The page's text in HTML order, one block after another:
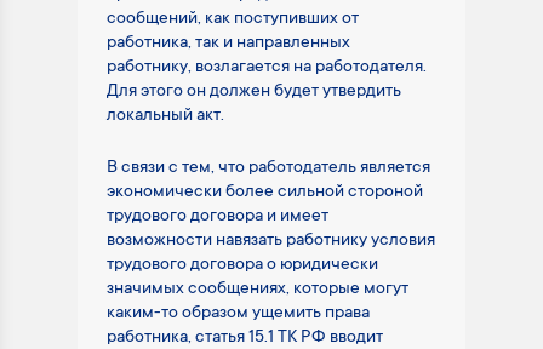
сообщений, как поступивших от
работника, так и направленных
работнику, возлагается на работодателя.
Для этого он должен будет утвердить
локальный акт.
В связи с тем, что работодатель является
экономически более сильной стороной
трудового договора и имеет
возможности навязать работнику условия
трудового договора о юридически
значимых сообщениях, которые могут
каким-то образом ущемить права
работника, статья 15.1 ТК РФ вводит